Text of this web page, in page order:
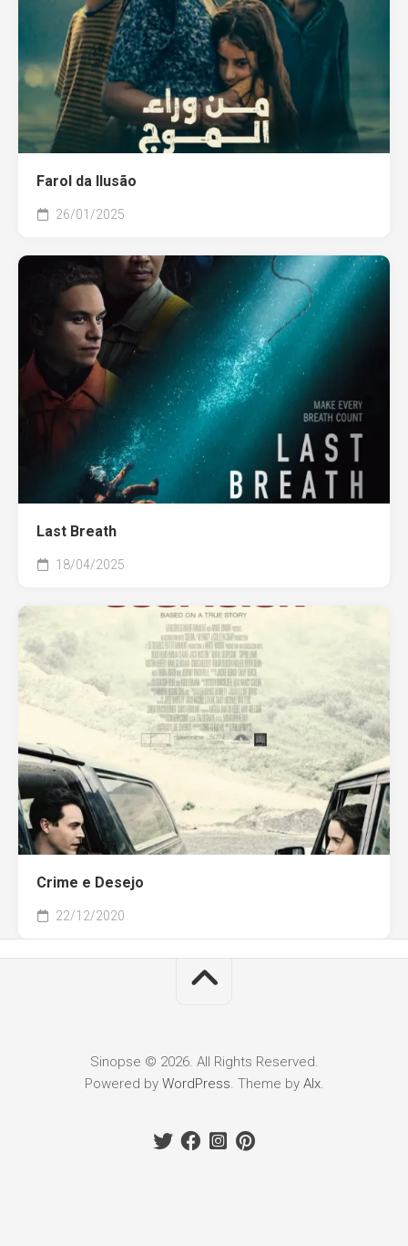
Farol da Ilusão
26/01/2025
Last Breath
18/04/2025
Crime e Desejo
22/12/2020
Sinopse © 2026. All Rights Reserved.
Powered by WordPress. Theme by Alx.